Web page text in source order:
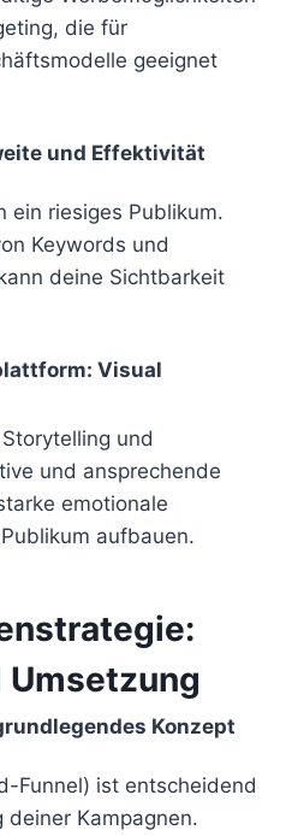
die für
geeignet
und Effektivität
ein riesiges Publikum.
Keywords und
deine Sichtbarkeit
Visual
und
und ansprechende
emotionale
aufbauen.
Umsetzung
Konzept
Funnel) ist entscheidend
Kampagnen.